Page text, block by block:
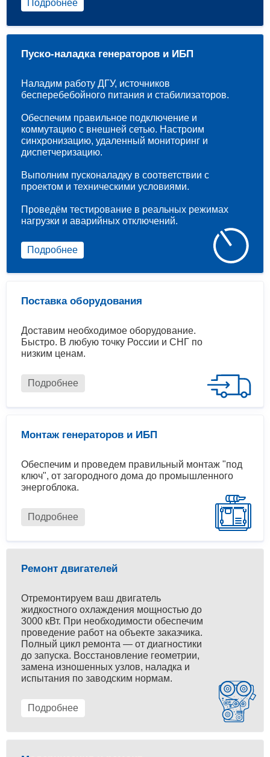
Подробнее
Поставка оборудования
Доставим необходимое оборудование.
Быстро. В любую точку России и СНГ по
низким ценам.
Подробнее
Монтаж генераторов и ИБП
Обеспечим и проведем правильный монтаж "под
ключ", от загородного дома до промышленного
энергоблока.
Подробнее
Пуско-наладка генераторов и ИБП
Наладим работу ДГУ, источников
бесперебебойного питания и стабилизаторов.
Обеспечим правильное подключение и
коммутацию с внешней сетью. Настроим
синхронизацию, удаленный мониторинг и
диспетчеризацию.
Выполним пусконаладку в соответствии с
проектом и техническими условиями.
Проведём тестирование в реальных режимах
нагрузки и аварийных отключений.
Подробнее
Ремонт двигателей
Отремонтируем ваш двигатель
жидкостного охлаждения мощностью до
3000 кВт. При необходимости обеспечим
проведение работ на объекте заказчика.
Полный цикл ремонта — от диагностики
до запуска. Восстановление геометрии,
замена изношенных узлов, наладка и
испытания по заводским нормам.
Подробнее